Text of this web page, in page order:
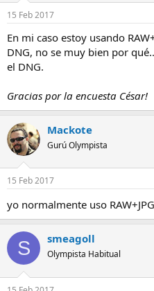
15 Feb 2017
En mi caso estoy usando
DNG, no se muy bien por
el DNG.
Gracias por la encuesta César!
Mackote
Gurú Olympista
15 Feb 2017
yo normalmente uso RAW+JPG
S smeagoll
Olympista Habitual